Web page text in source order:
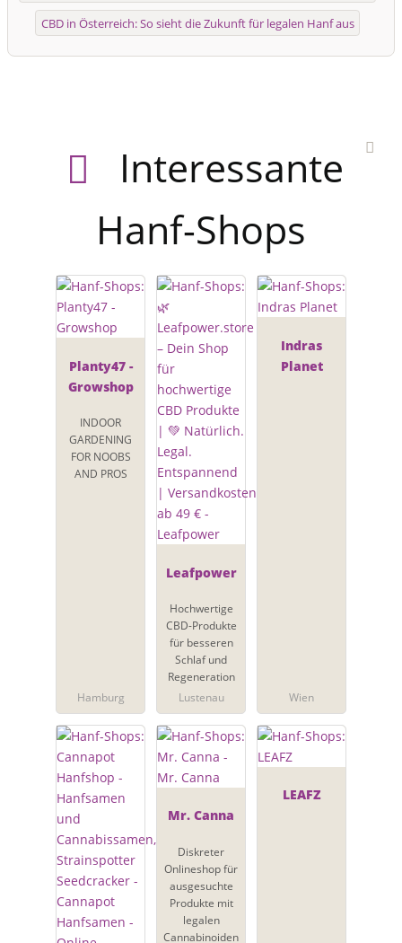
Interessante
Hanf-Shops
Planty47 -
Growshop
INDOOR
GARDENING
FOR NOOBS
AND PROS
Hamburg
Leafpower
Hochwertige
CBD-Produkte
für besseren
Schlaf und
Regeneration
Lustenau
Indras
Planet
Wien
Mr. Canna
Diskreter
Onlineshop für
ausgesuchte
Produkte mit
legalen
Cannabinoiden
LEAFZ
CBD in Österreich: So sieht die Zukunft für legalen Hanf aus